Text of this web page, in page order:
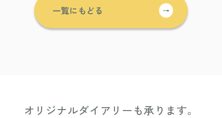
一覧にもどる →
オリジナルダイアリーも承ります。